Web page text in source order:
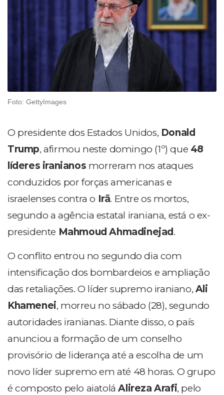
Foto: GettyImages
O presidente dos Estados Unidos, Donald
Trump, afirmou neste domingo (1º) que 48
líderes iranianos morreram nos ataques
conduzidos por forças americanas e
israelenses contra o Irã. Entre os mortos,
segundo a agência estatal iraniana, está o ex-
presidente Mahmoud Ahmadinejad .
O conflito entrou no segundo dia com
intensificação dos bombardeios e ampliação
das retaliações. O líder supremo iraniano, Ali
Khamenei, morreu no sábado (28), segundo
autoridades iranianas. Diante disso, o país
anunciou a formação de um conselho
provisório de liderança até a escolha de um
novo líder supremo em até 48 horas. O grupo
é composto pelo aiatoláAlireza Arafi, pelo